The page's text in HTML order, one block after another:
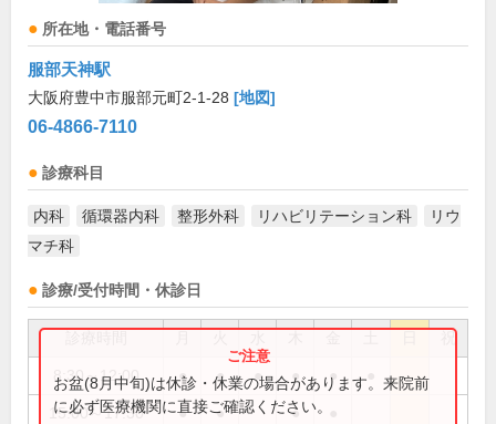
所在地・電話番号
服部天神駅
大阪府豊中市服部元町2-1-28 [地図]
06-4866-7110
診療科目
内科 循環器内科 整形外科 リハビリテーション科
リウ
マチ科
診療/受付時間・休診日
祝
8:30～12:00 ● ● ● ● ●
15:00～17:30 ● ● ●
お盆(8月中旬)は休診・休業の場合があります。来院前
に必ず医療機関に直接ご確認ください。